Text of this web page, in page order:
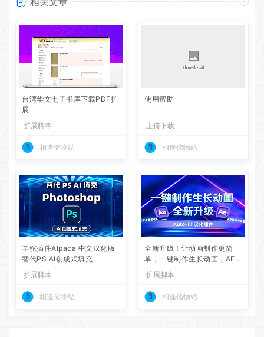
台湾华文电子书库下载PDF扩
展
扩展脚本
相逢储物站
使用帮助
上传下载
相逢储物站
羊驼插件Alpaca 中文汉化版
替代PS AI创成式填充
扩展脚本
相逢储物站
全新升级！让动画制作更简
单，一键制作生长动画，AE第
二代 AutoFill 汉化插件
扩展脚本
相逢储物站